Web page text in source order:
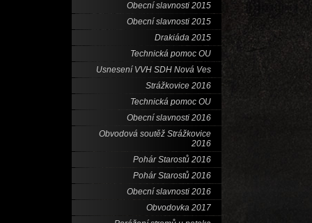
Obecní slavnosti 2015
Obecní slavnosti 2015
Drakiáda 2015
Technická pomoc OU
Usnesení VVH SDH Nová Ves
Strážkovice 2016
Technická pomoc OU
Obecní slavnosti 2016
Obvodová soutěž Strážkovice
2016
Pohár Starostů 2016
Pohár Starostů 2016
Obecní slavnosti 2016
Obvodovka 2017